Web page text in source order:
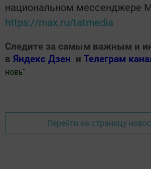
национальном мессенджере
https://max.ru/tatmedia
Следите за самым важным и
в Яндекс Дзен и Телеграм
новь"
Перейти на страницу